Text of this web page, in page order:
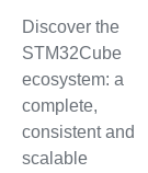
Discover the
STM32Cube
ecosystem: a
complete,
consistent and
scalable